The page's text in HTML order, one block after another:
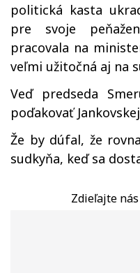
politická kasta
pre svoje
pracovala na
veľmi užitočná aj na
Veď predseda
poďakovať
Že by dúfal, že
sudkyňa, keď sa
Zdieľajte nás